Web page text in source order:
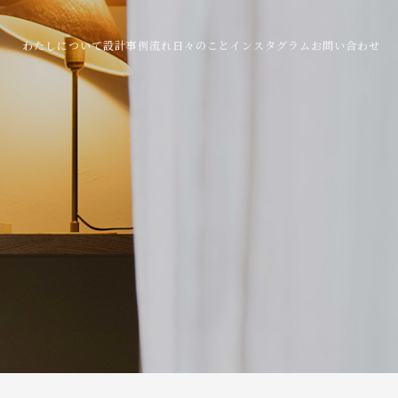
わたしについて設計事例流れ 日々のこと インスタグラム お問い合わせ